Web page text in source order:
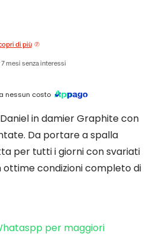
di più
mesi senza interessi
nessun costo
in damier Graphite con
Da portare a spalla
per tutti i giorni con svariati
ottime condizioni completo di
per maggiori